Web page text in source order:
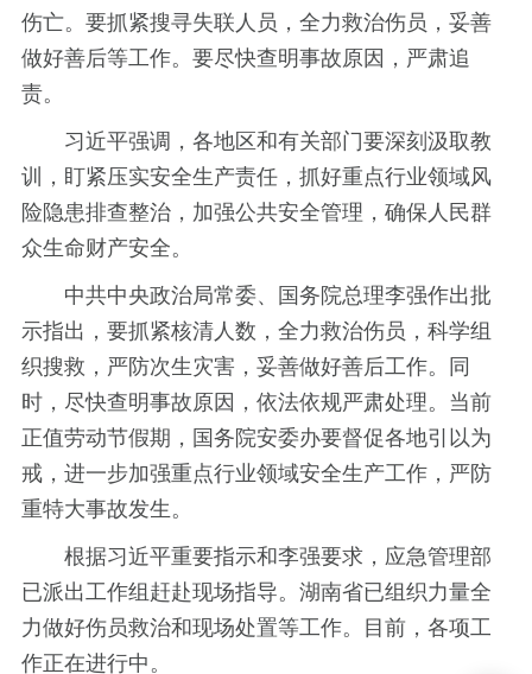
伤亡。要抓紧搜寻失联人员，全力救治伤员，妥善
做好善后等工作。要尽快查明事故原因，严肃追
责。
习近平强调，各地区和有关部门要深刻汲取教
训，盯紧压实安全生产责任，抓好重点行业领域风
险隐患排查整治，加强公共安全管理，确保人民群
众生命财产安全。
中共中央政治局常委、国务院总理李强作出批
示指出，要抓紧核清人数，全力救治伤员，科学组
织搜救，严防次生灾害，妥善做好善后工作。同
时，尽快查明事故原因，依法依规严肃处理。当前
正值劳动节假期，国务院安委办要督促各地引以为
戒，进一步加强重点行业领域安全生产工作，严防
重特大事故发生。
根据习近平重要指示和李强要求，应急管理部
已派出工作组赶赴现场指导。湖南省已组织力量全
力做好伤员救治和现场处置等工作。目前，各项工
作正在进行中。